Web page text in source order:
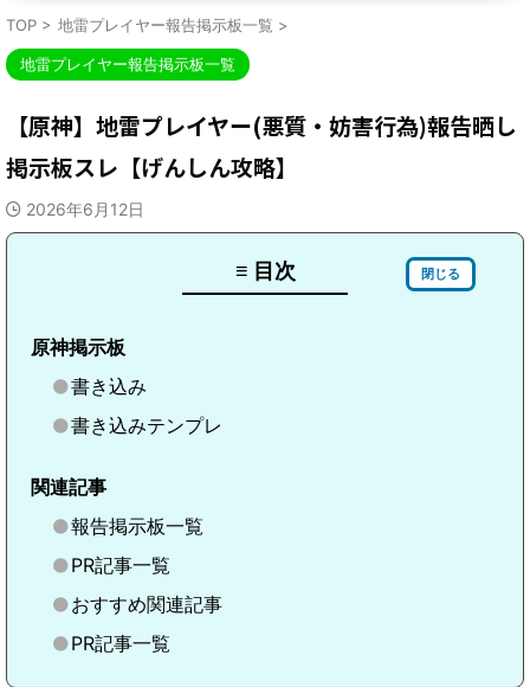
TOP > 地雷プレイヤー報告掲示板一覧 >
地雷プレイヤー報告掲示板一覧
【原神】地雷プレイヤー(悪質・妨害行為)報告晒し
掲示板スレ【げんしん攻略】
2026年6月12日
≡ 目次 閉じる
原神掲示板
書き込み
書き込みテンプレ
関連記事
報告掲示板一覧
PR記事一覧
おすすめ関連記事
PR記事一覧